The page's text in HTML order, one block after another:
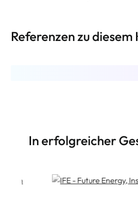
Referenzen zu diesem
In erfolgreicher